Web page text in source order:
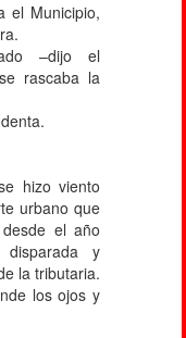
el Municipio,
–dijo el
rascaba la
hizo viento
urbano que
el año
disparada y
la tributaria.
los ojos y